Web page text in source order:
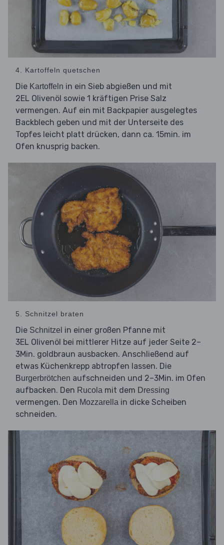
4. Kartoffeln quetschen
Die Kartoffeln in ein Sieb abgießen und mit
2EL Olivenöl sowie 1 kräftigen Prise Salz
vermengen. Auf ein mit Backpapier ausgelegtes
Backblech geben und mit der Unterseite des
Topfes leicht platt drücken, dann ca. 15min. im
Ofen knusprig backen.
5. Schnitzel braten
Die Schnitzel in einer großen Pfanne mit
3EL Olivenöl bei mittlerer Hitze auf jeder Seite 2–
3Min. goldbraun ausbacken. Anschließend auf
etwas Küchenkrepp abtropfen lassen. Die
Burgerbrötchen aufschneiden und 2–3Min. im Ofen
aufbacken. Den Rucola mit dem Dressing
vermengen. Den Mozzarella in dicke Scheiben
schneiden.